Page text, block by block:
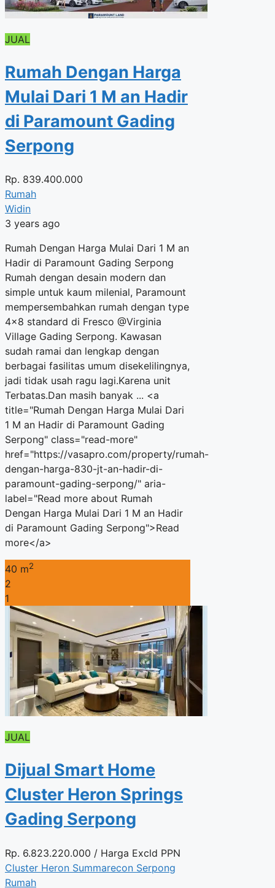
JUAL
Rumah Dengan Harga
Mulai Dari 1 M an Hadir
di Paramount Gading
Serpong
Rp. 839.400.000
Rumah
Widin
3 years ago
Rumah Dengan Harga Mulai Dari 1 M an
Hadir di Paramount Gading Serpong
Rumah dengan desain modern dan
simple untuk kaum milenial, Paramount
mempersembahkan rumah dengan type
4×8 standard di Fresco @Virginia
Village Gading Serpong. Kawasan
sudah ramai dan lengkap dengan
berbagai fasilitas umum disekelilingnya,
jadi tidak usah ragu lagi.Karena unit
Terbatas.Dan masih banyak ... <a
title="Rumah Dengan Harga Mulai Dari
1 M an Hadir di Paramount Gading
Serpong" class="read-more"
href="https://vasapro.com/property/rumah-
dengan-harga-830-jt-an-hadir-di-
paramount-gading-serpong/" aria-
label="Read more about Rumah
Dengan Harga Mulai Dari 1 M an Hadir
di Paramount Gading Serpong">Read
more</a>
40 m2
2
1
JUAL
Dijual Smart Home
Cluster Heron Springs
Gading Serpong
Rp. 6.823.220.000 / Harga Excld PPN
Cluster Heron Summarecon Serpong
Rumah